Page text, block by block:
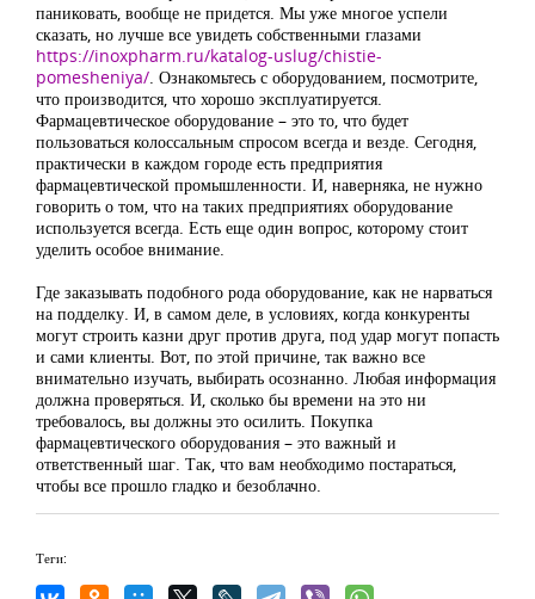
паниковать, вообще не придется. Мы уже многое успели
сказать, но лучше все увидеть собственными глазами
https://inoxpharm.ru/katalog-uslug/chistie-
pomesheniya/. Ознакомьтесь с оборудованием, посмотрите,
что производится, что хорошо эксплуатируется.
Фармацевтическое оборудование – это то, что будет
пользоваться колоссальным спросом всегда и везде. Сегодня,
практически в каждом городе есть предприятия
фармацевтической промышленности. И, наверняка, не нужно
говорить о том, что на таких предприятиях оборудование
используется всегда. Есть еще один вопрос, которому стоит
уделить особое внимание.
Где заказывать подобного рода оборудование, как не нарваться
на подделку. И, в самом деле, в условиях, когда конкуренты
могут строить казни друг против друга, под удар могут попасть
и сами клиенты. Вот, по этой причине, так важно все
внимательно изучать, выбирать осознанно. Любая информация
должна проверяться. И, сколько бы времени на это ни
требовалось, вы должны это осилить. Покупка
фармацевтического оборудования – это важный и
ответственный шаг. Так, что вам необходимо постараться,
чтобы все прошло гладко и безоблачно.
Теги: